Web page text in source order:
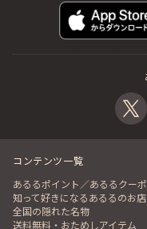
コンテンツ一覧
あるるポイント／あるるクー
知って好きになるあるるのお店
全国の隠れた名物
送料無料・おためしアイテム